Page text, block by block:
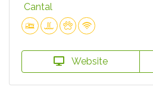
Cantal
Website